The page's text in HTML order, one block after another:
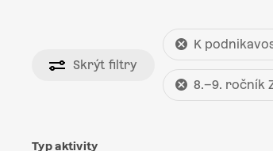
Skrýt filtry
K
8.–9. ročník
Typ aktivity